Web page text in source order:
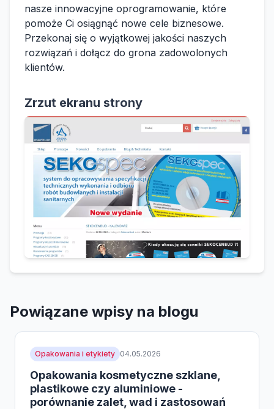
nasze innowacyjne oprogramowanie, które
pomoże Ci osiągnąć nowe cele biznesowe.
Przekonaj się o wyjątkowej jakości naszych
rozwiązań i dołącz do grona zadowolonych
klientów.
Zrzut ekranu strony
Powiązane wpisy na blogu
Opakowania i etykiety 04.05.2026
Opakowania kosmetyczne szklane,
plastikowe czy aluminiowe -
porównanie zalet, wad i zastosowań